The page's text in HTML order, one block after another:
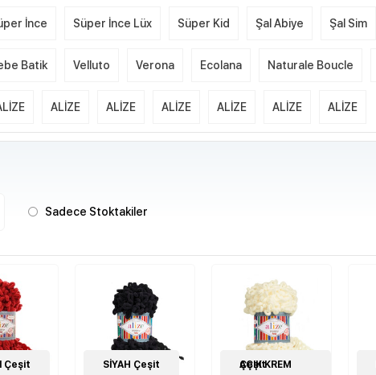
İnce Süper İnce Lüx Süper Kid Şal Abiye Şal Sim
Batik Velluto Verona Ecolana Naturale Boucle
ALİZE ALİZE ALİZE ALİZE ALİZE ALİZE
Sadece Stoktakiler
Çeşit 62Çeşit
SİYAH Çeşit 62Çeşit
AÇIK KREM Çeşit